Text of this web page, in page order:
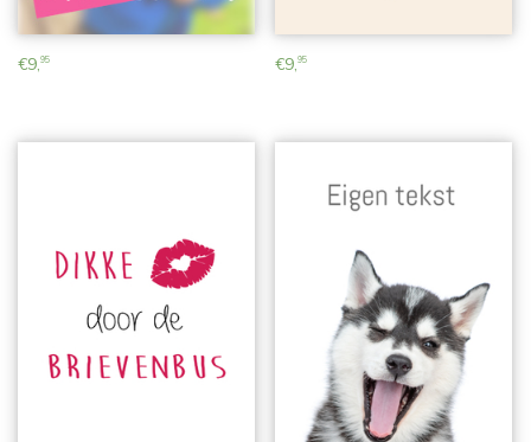
€9,95 €9,95